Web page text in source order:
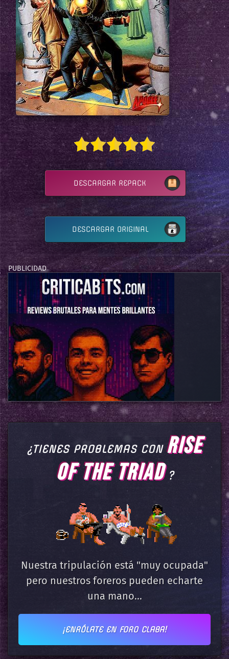
DESCARGAR REPACK
DESCARGAR ORIGINAL
¿TIENES PROBLEMAS CONRISE
OF THE TRIAD?
Nuestra tripulación está "muy ocupada"
pero nuestros foreros pueden echarte
una mano...
¡ENRÓLATE EN FORO CLABA!